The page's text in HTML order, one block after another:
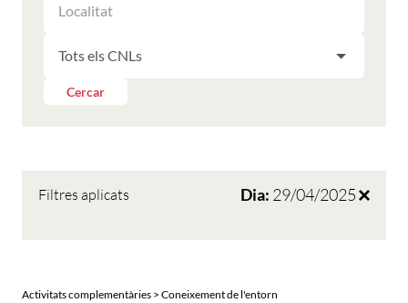
ELS
RESULTATS
LES
PER
LES
Cercar
Filtres aplicats Dia: 29/04/2025
Activitats complementàries > Coneixement de l'entorn